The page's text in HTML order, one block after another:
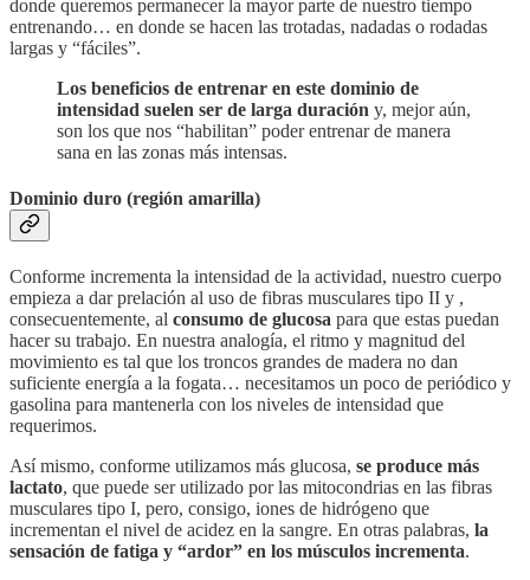
donde queremos permanecer la mayor parte de nuestro tiempo
entrenando… en donde se hacen las trotadas, nadadas o rodadas
largas y “fáciles”.
Los beneficios de entrenar en este dominio de
intensidad suelen ser de larga duración y, mejor aún,
son los que nos “habilitan” poder entrenar de manera
sana en las zonas más intensas.
Dominio duro (región amarilla)
Conforme incrementa la intensidad de la actividad, nuestro cuerpo
empieza a dar prelación al uso de fibras musculares tipo II y ,
consecuentemente, al consumo de glucosa para que estas puedan
hacer su trabajo. En nuestra analogía, el ritmo y magnitud del
movimiento es tal que los troncos grandes de madera no dan
suficiente energía a la fogata… necesitamos un poco de periódico y
gasolina para mantenerla con los niveles de intensidad que
requerimos.
Así mismo, conforme utilizamos más glucosa, se produce más
lactato, que puede ser utilizado por las mitocondrias en las fibras
musculares tipo I, pero, consigo, iones de hidrógeno que
incrementan el nivel de acidez en la sangre. En otras palabras, la
sensación de fatiga y “ardor” en los músculos incrementa.